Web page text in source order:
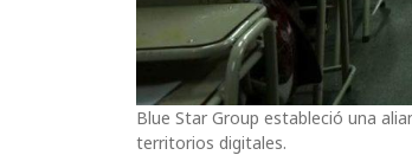
Blue Star Group estableció una
territorios digitales.